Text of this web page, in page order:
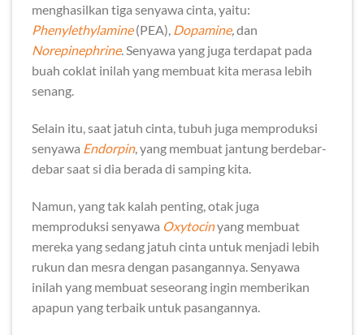
menghasilkan tiga senyawa cinta, yaitu:
Phenylethylamine(PEA), Dopamine,dan
Norepinephrine. Senyawa yang juga terdapat pada
buah coklat inilah yang membuat kita merasa lebih
senang.
Selain itu, saat jatuh cinta, tubuh juga memproduksi
senyawa Endorpin, yang membuat jantung berdebar-
debar saat si dia berada di samping kita.
Namun, yang tak kalah penting, otak juga
memproduksi senyawa Oxytocinyang membuat
mereka yang sedang jatuh cinta untuk menjadi lebih
rukun dan mesra dengan pasangannya. Senyawa
inilah yang membuat seseorang ingin memberikan
apapun yang terbaik untuk pasangannya.